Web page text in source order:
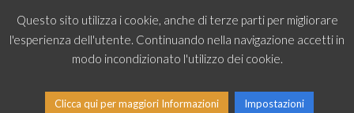
Questo sito utilizza i cookie, anche di terze parti per migliorare
l'esperienza dell'utente. Continuando nella navigazione accetti in
modo incondizionato l'utilizzo dei cookie.
Clicca qui per maggiori Informazioni Impostazioni